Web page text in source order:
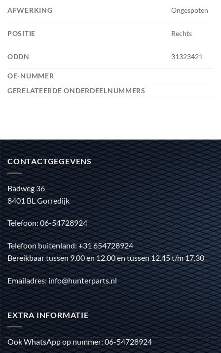
AFWERKING Ongespoten
POSITIE Rechts
ODDN 31323421
OE-NUMMER
GERELATEERDE ONDERDEELNUMMERS
CONTACTGEGEVENS
Badweg 36
8401 BL Gorredijk
Telefoon: 06-54728924
Telefoon buitenland: +31 654728924
Bereikbaar tussen 9.00 en 12.00 en tussen 12.45 t/m 17.30
Emailadres: info@hunterparts.nl
EXTRA INFORMATIE
Ook WhatsApp op nummer: 06-54728924